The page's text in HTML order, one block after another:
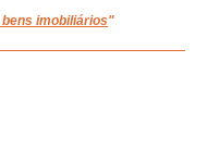
imobiliários"